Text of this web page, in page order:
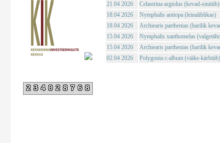
234028768
21.04 2026
Celastrina argiolus (kevad-sinitiib)
18.04 2026
Nymphalis antiopa (leinaliblikas)
18.04 2026
Archiearis parthenias (harilik
15.04 2026
Nymphalis xanthomelas
15.04 2026
Archiearis parthenias (harilik
02.04 2026
Polygonia c-album (väike-kärbtiib)